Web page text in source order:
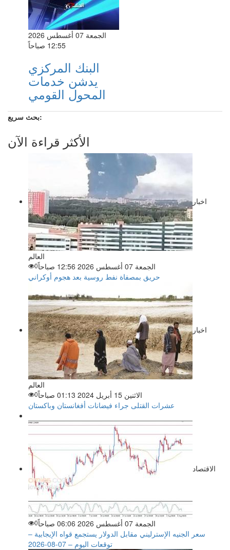
الجمعة 07 أغسطس 2026
12:55 صباحاً
البنك المركزي
يدشن خدمات
المحول القومي
بحث سريع:
الأكثر قراءة الآن
اخبار
العالم
الجمعة 07 أغسطس 2026 12:56 صباحاً
0
حريق بمصفاة نفط روسية بعد هجوم أوكراني
اخبار
العالم
الاثنين 15 أبريل 2024 01:13 صباحاً
0
عشرات القتلى جراء فيضانات أفغانستان وباكستان
الاقتصاد
الجمعة 07 أغسطس 2026 06:06 صباحاً 0
سعر الجنيه الإسترليني مقابل الدولار يستجمع قواه الإيجابية –
توقعات اليوم – 07-08-2026